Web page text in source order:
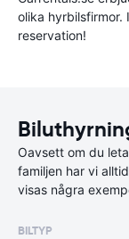
olika hyrbilsfirmor.
reservation!
Oavsett om du
familjen har vi
visas några
BILTYP